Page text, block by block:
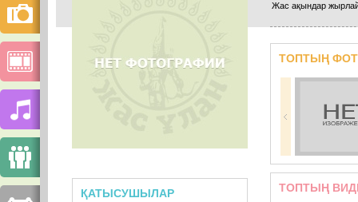
Жас ақындар
ҚАТЫСУШЫЛАР
ТОПТЫҢ
ТОПТЫҢ